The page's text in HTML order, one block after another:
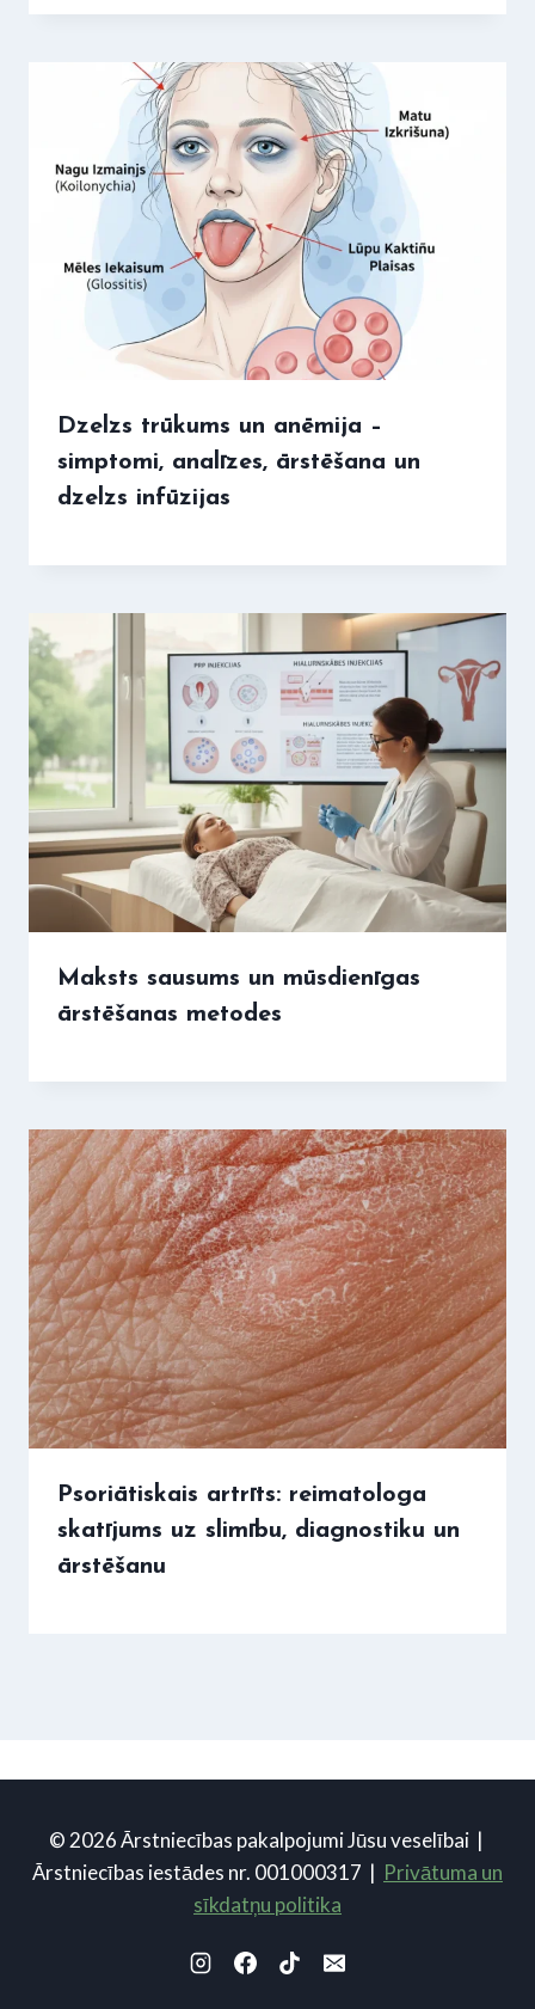
Dzelzs trūkums un anēmija –
simptomi, analīzes, ārstēšana un
dzelzs infūzijas
Maksts sausums un mūsdienīgas
ārstēšanas metodes
Psoriātiskais artrīts: reimatologa
skatījums uz slimību, diagnostiku un
ārstēšanu
© 2026 Ārstniecības pakalpojumi Jūsu veselībai |
Ārstniecības iestādes nr. 001000317 | Privātuma un
sīkdatņu politika